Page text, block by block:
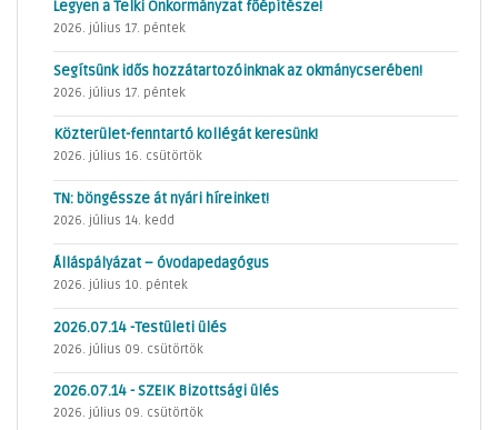
Legyen a Telki Önkormányzat főépítésze!
2026. július 17. péntek
Segítsünk idős hozzátartozóinknak az okmánycserében!
2026. július 17. péntek
Közterület-fenntartó kollégát keresünk!
2026. július 16. csütörtök
TN: böngéssze át nyári híreinket!
2026. július 14. kedd
Álláspályázat – óvodapedagógus
2026. július 10. péntek
2026.07.14 -Testületi ülés
2026. július 09. csütörtök
2026.07.14 - SZEIK Bizottsági ülés
2026. július 09. csütörtök